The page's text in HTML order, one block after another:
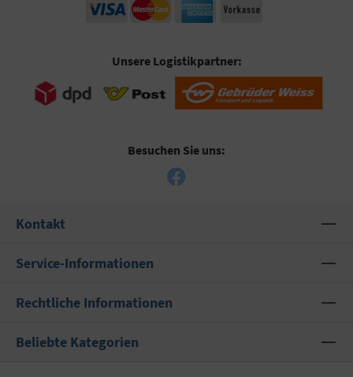
Unsere Logistikpartner:
Besuchen Sie uns:
Kontakt
Service-Informationen
Rechtliche Informationen
Beliebte Kategorien